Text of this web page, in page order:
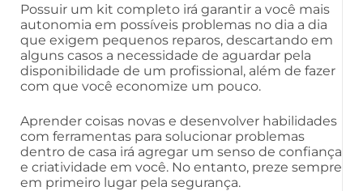
Possuir um kit completo irá garantir a você mais
autonomia em possíveis problemas no dia a dia
que exigem pequenos reparos, descartando em
alguns casos a necessidade de aguardar pela
disponibilidade de um profissional, além de fazer
com que você economize um pouco.
Aprender coisas novas e desenvolver habilidades
com ferramentas para solucionar problemas
dentro de casa irá agregar um senso de confiança
e criatividade em você. No entanto, preze sempre
em primeiro lugar pela segurança.